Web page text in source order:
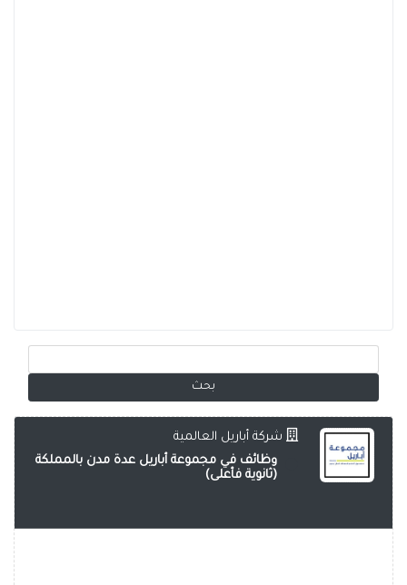
شركة أباريل العالمية
وظائف في مجموعة أباريل عدة مدن بالمملكة
(ثانوية فأعلى)